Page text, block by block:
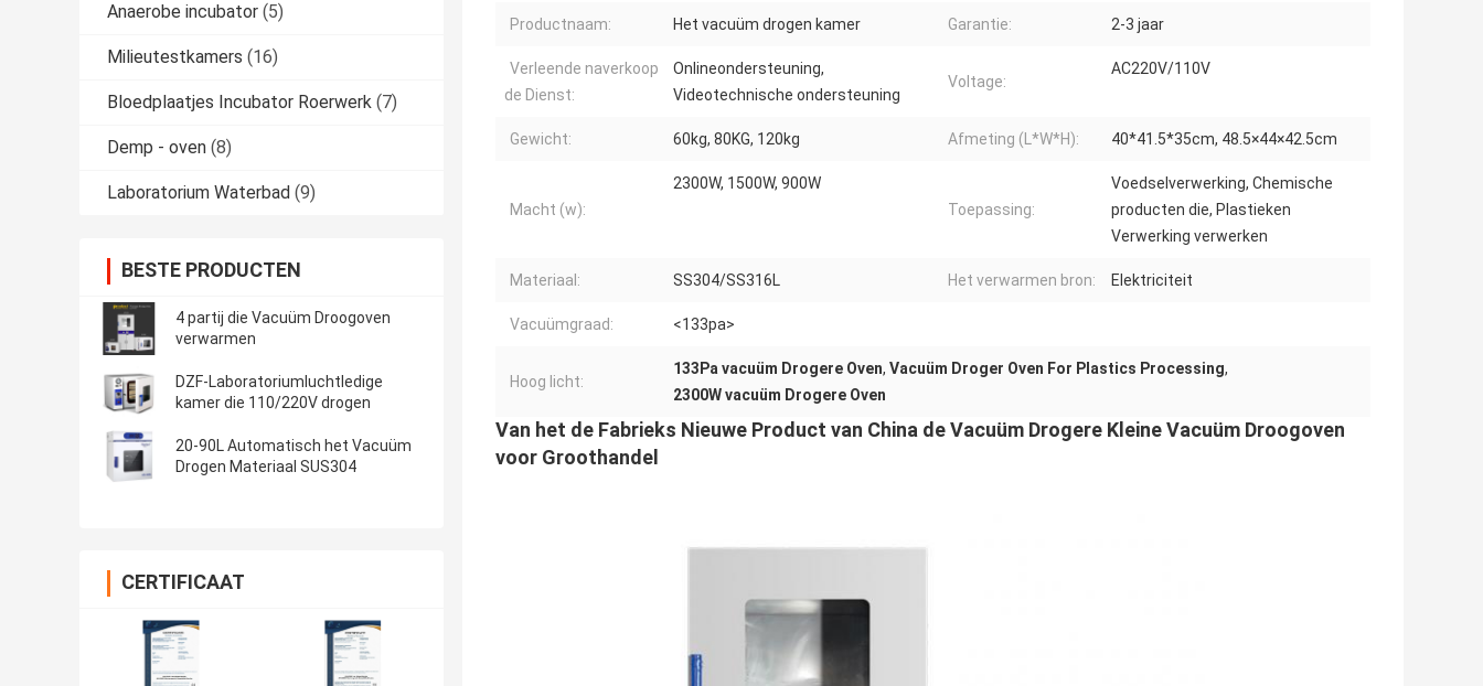
Anaerobe incubator (5)
Milieutestkamers (16)
Bloedplaatjes Incubator Roerwerk (7)
Demp - oven (8)
Laboratorium Waterbad (9)
BESTE PRODUCTEN
4 partij die Vacuüm Droogoven
verwarmen
DZF-Laboratoriumluchtledige
kamer die 110/220V drogen
20-90L Automatisch het Vacuüm
Drogen Materiaal SUS304
CERTIFICAAT
Productnaam: Het vacuüm drogen kamer Garantie: 2-3 jaar
Verleende naverkoop
de Dienst:
Onlineondersteuning,
Videotechnische ondersteuning
Voltage:
AC220V/110V
Gewicht: 60kg, 80KG, 120kg Afmeting (L*W*H): 40*41.5*35cm, 48.5×44×42.5cm
Macht (w):
2300W, 1500W, 900W
Toepassing:
Voedselverwerking, Chemische
producten die, Plastieken
Verwerking verwerken
Materiaal: SS304/SS316L Het verwarmen bron: Elektriciteit
Vacuümgraad: <133pa>
Hoog licht:
133Pa vacuüm Drogere Oven, Vacuüm Droger Oven For Plastics Processing,
2300W vacuüm Drogere Oven
Van het de Fabrieks Nieuwe Product van China de Vacuüm Drogere Kleine Vacuüm Droogoven
voor Groothandel